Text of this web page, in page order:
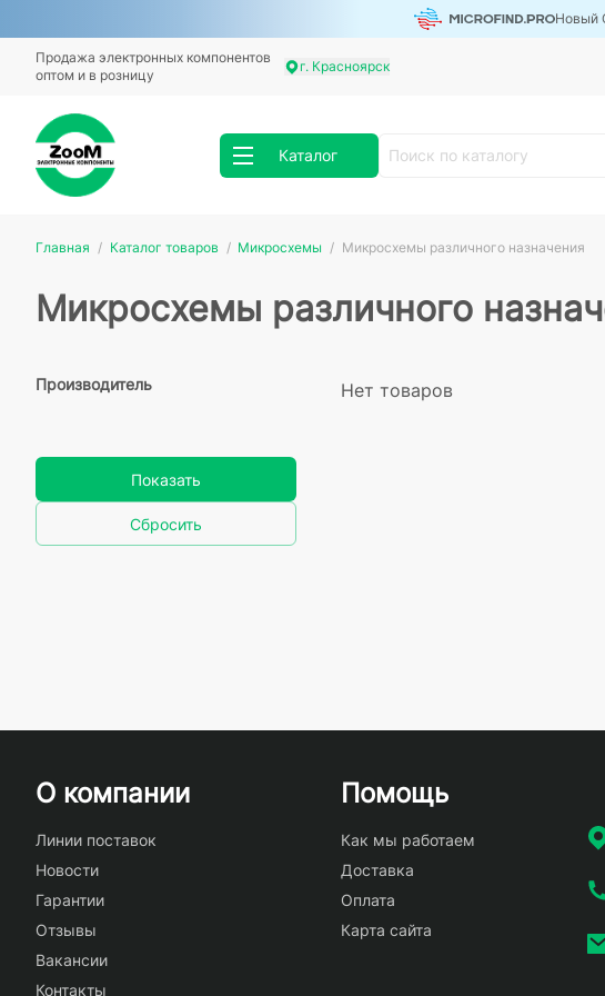
Новый
Продажа электронных компонентов
оптом и в розницу
г. Красноярск
Каталог
Главная Каталог товаров Микросхемы Микросхемы различного назначения
Микросхемы различного
Производитель
Показать
Сбросить
Нет товаров
О компании
Линии поставок
Новости
Гарантии
Отзывы
Вакансии
Контакты
Помощь
Как мы работаем
Доставка
Оплата
Карта сайта